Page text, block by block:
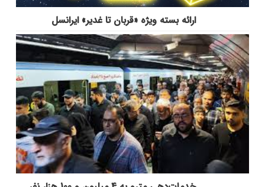
ارائه بسته ویژه «قربان تا غدیر» ایرانسل